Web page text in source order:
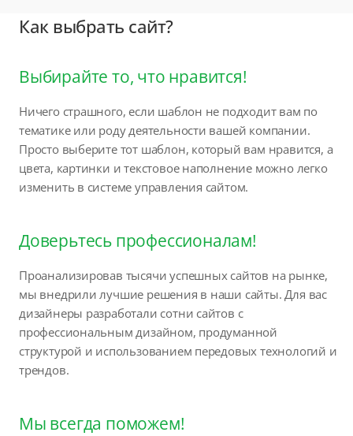
Как выбрать сайт?
Выбирайте то, что нравится!
Ничего страшного, если шаблон не подходит вам по
тематике или роду деятельности вашей компании.
Просто выберите тот шаблон, который вам нравится, а
цвета, картинки и текстовое наполнение можно легко
изменить в системе управления сайтом.
Доверьтесь профессионалам!
Проанализировав тысячи успешных сайтов на рынке,
мы внедрили лучшие решения в наши сайты. Для вас
дизайнеры разработали сотни сайтов с
профессиональным дизайном, продуманной
структурой и использованием передовых технологий и
трендов.
Мы всегда поможем!